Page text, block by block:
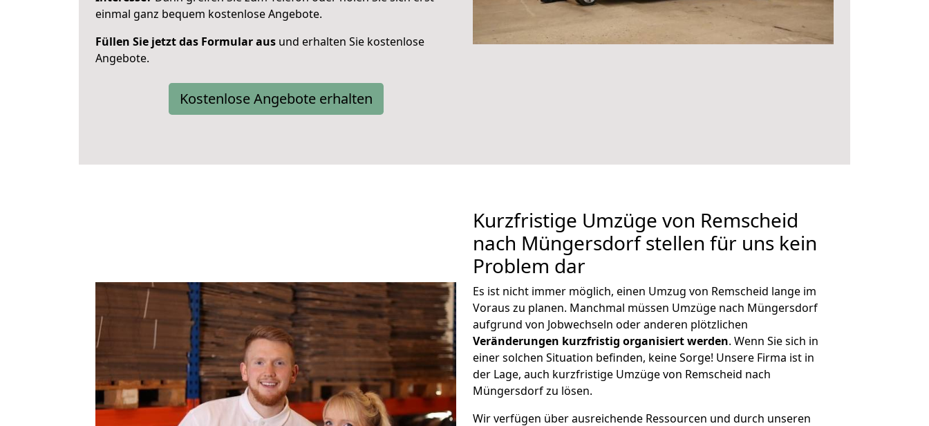
einmal ganz bequem kostenlose Angebote.
Füllen Sie jetzt das Formular aus und erhalten Sie kostenlose
Angebote.
Kostenlose Angebote erhalten
Kurzfristige Umzüge von Remscheid
nach Müngersdorf stellen für uns kein
Problem dar
Es ist nicht immer möglich, einen Umzug von Remscheid lange im
Voraus zu planen. Manchmal müssen Umzüge nach Müngersdorf
aufgrund von Jobwechseln oder anderen plötzlichen
Veränderungen kurzfristig organisiert werden. Wenn Sie sich in
einer solchen Situation befinden, keine Sorge! Unsere Firma ist in
der Lage, auch kurzfristige Umzüge von Remscheid nach
Müngersdorf zu lösen.
Wir verfügen über ausreichende Ressourcen und durch unseren